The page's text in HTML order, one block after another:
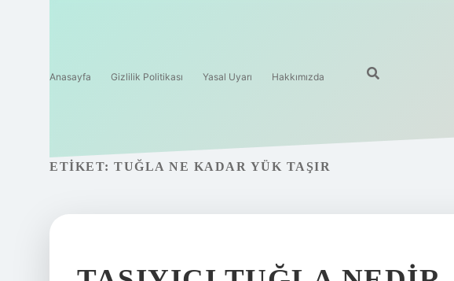
Anasayfa Gizlilik Politikası Yasal Uyarı Hakkımızda
ETIKET: TUĞLA NE KADAR YÜK TAŞIR